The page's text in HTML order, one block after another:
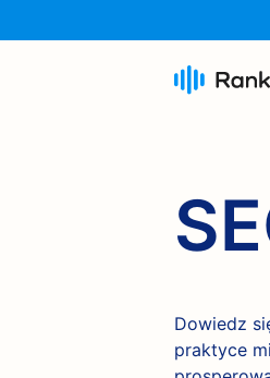
Dowiedz
praktyce